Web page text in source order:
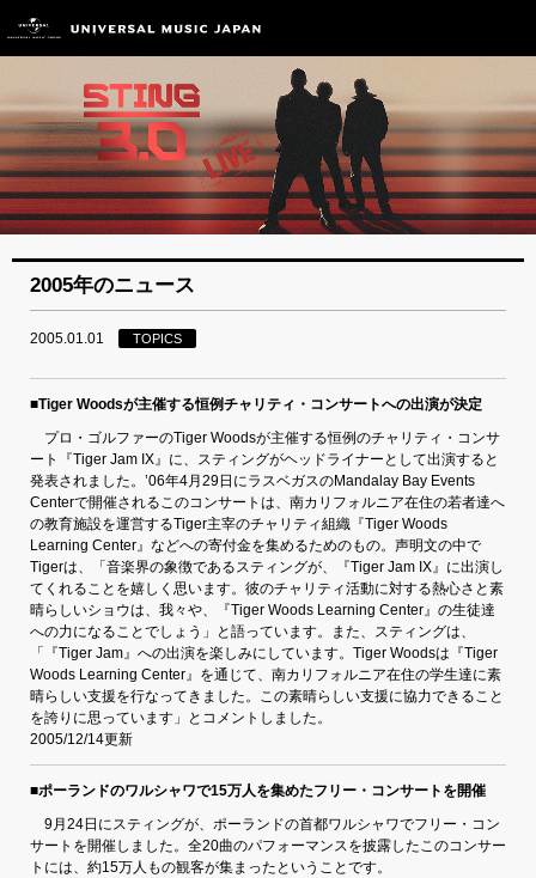
2005年のニュース
2005.01.01 TOPICS
■Tiger Woodsが主催する恒例チャリティ・コンサートへの出演が決定
プロ・ゴルファーのTiger Woodsが主催する恒例のチャリティ・コンサ
ート『Tiger Jam IX』に、スティングがヘッドライナーとして出演すると
発表されました。’06年4月29日にラスベガスのMandalay Bay Events
Centerで開催されるこのコンサートは、南カリフォルニア在住の若者達へ
の教育施設を運営するTiger主宰のチャリティ組織『Tiger Woods
Learning Center』などへの寄付金を集めるためのもの。声明文の中で
Tigerは、「音楽界の象徴であるスティングが、『Tiger Jam IX』に出演し
てくれることを嬉しく思います。彼のチャリティ活動に対する熱心さと素
晴らしいショウは、我々や、『Tiger Woods Learning Center』の生徒達
への力になることでしょう」と語っています。また、スティングは、
「『Tiger Jam』への出演を楽しみにしています。Tiger Woodsは『Tiger
Woods Learning Center』を通じて、南カリフォルニア在住の学生達に素
晴らしい支援を行なってきました。この素晴らしい支援に協力できること
を誇りに思っています」とコメントしました。
2005/12/14更新
■ポーランドのワルシャワで15万人を集めたフリー・コンサートを開催
9月24日にスティングが、ポーランドの首都ワルシャワでフリー・コン
サートを開催しました。全20曲のパフォーマンスを披露したこのコンサー
トには、約15万人もの観客が集まったということです。